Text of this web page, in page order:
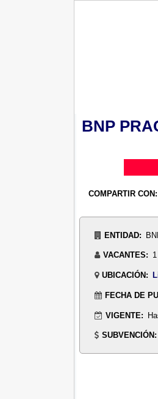
BNP
COMPARTIR CON:
ENTIDAD:
VACANTES: 1
UBICACIÓN:
FECHA DE
VIGENTE:
SUBVENCIÓN: